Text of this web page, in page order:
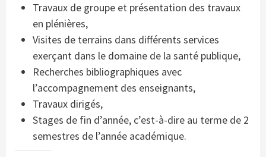
Travaux de groupe et présentation des travaux
en plénières,
Visites de terrains dans différents services
exerçant dans le domaine de la santé publique,
Recherches bibliographiques avec
l’accompagnement des enseignants,
Travaux dirigés,
Stages de fin d’année, c’est-à-dire au terme de 2
semestres de l’année académique.